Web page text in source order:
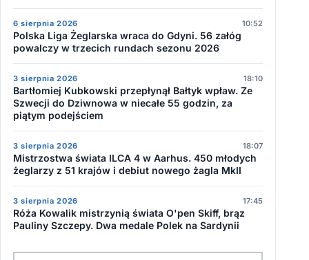
6 sierpnia 2026 10:52
Polska Liga Żeglarska wraca do Gdyni. 56 załóg
powalczy w trzecich rundach sezonu 2026
3 sierpnia 2026 18:10
Bartłomiej Kubkowski przepłynął Bałtyk wpław. Ze
Szwecji do Dziwnowa w niecałe 55 godzin, za
piątym podejściem
3 sierpnia 2026 18:07
Mistrzostwa świata ILCA 4 w Aarhus. 450 młodych
żeglarzy z 51 krajów i debiut nowego żagla MkII
3 sierpnia 2026 17:45
Róża Kowalik mistrzynią świata O'pen Skiff, brąz
Pauliny Szczepy. Dwa medale Polek na Sardynii